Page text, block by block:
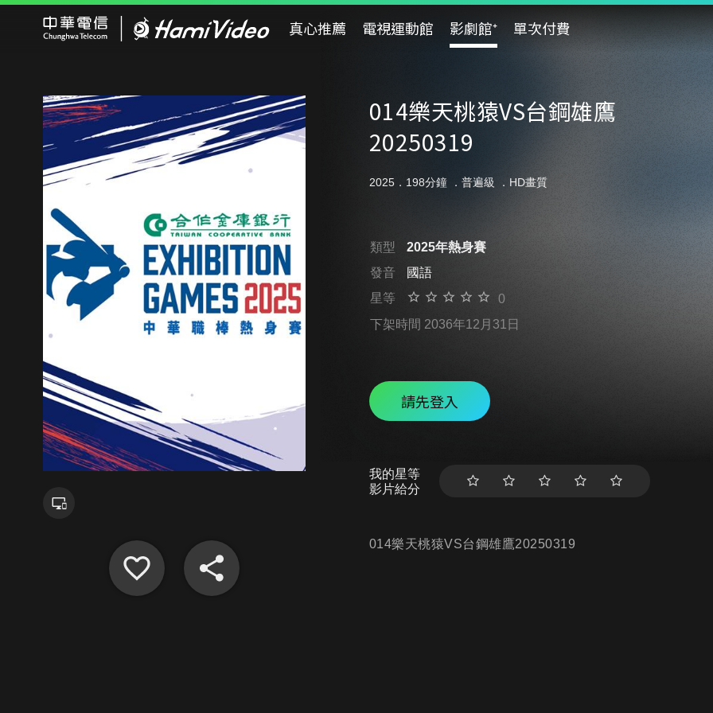
真心推薦 電視運動館 影劇館⁺ 單次付費
014樂天桃猿VS台鋼雄鷹
20250319
2025．198分鐘 ． 普遍級 ．HD畫質
類型
2025年熱身賽
發音
國語
星等
0
下架時間 2036年12月31日
請先登入
我的星等
影片給分
014樂天桃猿VS台鋼雄鷹20250319